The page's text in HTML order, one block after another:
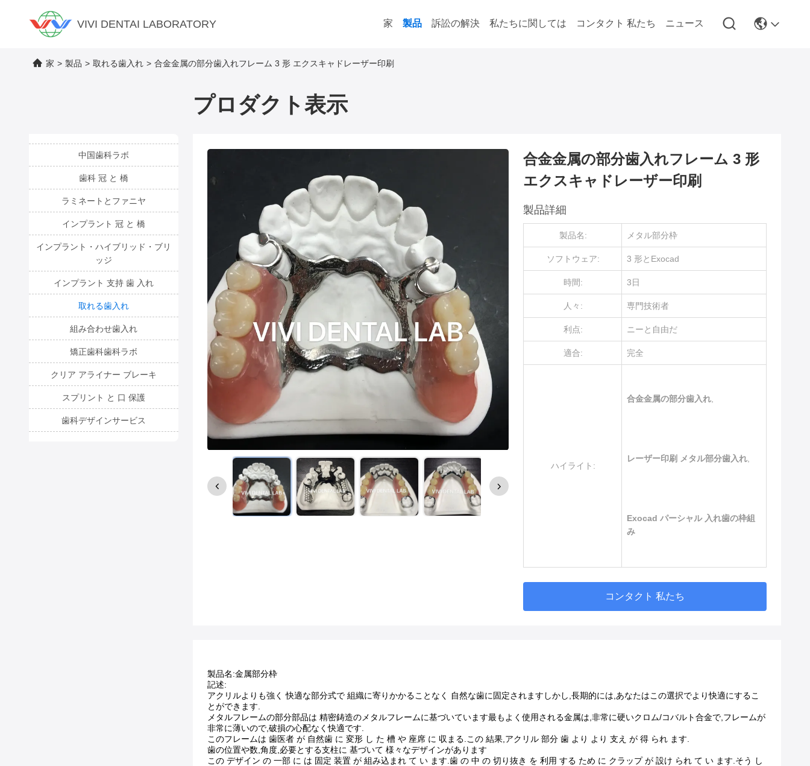
VIVI DENTAI LABORATORY 家 製品 訴訟の解決 私たちに関しては コンタクト 私たち ニュース
家 > 製品 > 取れる歯入れ > 合金金属の部分歯入れフレーム 3 形 エクスキャドレーザー印刷
プロダクト表示
中国歯科ラボ
歯科 冠 と 橋
ラミネートとファニヤ
インプラント 冠 と 橋
インプラント・ハイブリッド・ブリ
ッジ
インプラント 支持 歯 入れ
取れる歯入れ
組み合わせ歯入れ
矯正歯科歯科ラボ
クリア アライナー ブレーキ
スプリント と 口 保護
歯科デザインサービス
合金金属の部分歯入れフレーム 3 形
エクスキャドレーザー印刷
製品詳細
製品名: メタル部分枠
ソフトウェア: 3 形とExocad
時間: 3日
人々: 専門技術者
利点: ニーと自由だ
適合: 完全
ハイライト:
合金金属の部分歯入れ
レーザー印刷 メタル部分歯入れ
Exocad パーシャル 入れ歯の枠組
み
コンタクト 私たち
製品名:金属部分枠
記述:
アクリルよりも強く 快適な部分式で 組織に寄りかかることなく 自然な歯に固定されますしかし,長期的には,あなたはこの選択でより快適にするこ
とができます.
メタルフレームの部分部品は 精密鋳造のメタルフレームに基づいています最もよく使用される金属は,非常に硬いクロム/コバルト合金で,フレームが
非常に薄いので,破損の心配なく快適です.
このフレームは 歯医者 が 自然歯 に 変形 し た 槽 や 座席 に 収まる.この 結果,アクリル 部分 歯 より より 支え が 得 られ ます.
歯の位置や数,角度,必要とする支柱に 基づいて 様々なデザインがあります
この デザイン の 一部 に は 固定 装置 が 組み込まれ て い ます.歯 の 中 の 切り抜き を 利用 する ため に クラップ が 設け られ て い ます.そう し